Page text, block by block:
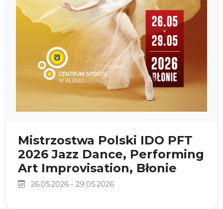
Mistrzostwa Polski IDO PFT
2026 Jazz Dance, Performing
Art Improvisation, Błonie
26.05.2026 - 29.05.2026